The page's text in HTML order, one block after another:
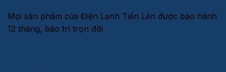
Mọi sản phẩm của Điện Lạnh Tiến Lên được bảo hành
12 tháng, bảo trì trọn đời